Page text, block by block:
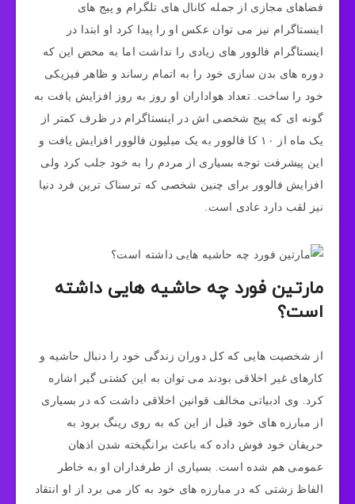
فضاهای مجازی از جمله کانال های تلگرام و پیج های
اینستاگرام نیز می توان عکس او را پیدا کرد او ابتدا در
اینستاگرام فالوور های زیادی را نداشت اما به محض این که
دوره های بدن سازی خود را به اتمام رساند و ظاهر فیزیکی
خود را ساخت. تعداد هواداران او روز به روز افزایش یافت به
گونه‌ ای که پیج شخصی اش در اینستاگرام در ظرف کمتر از
یک ماه از ۱۰ کا فالوور به یک میلیون فالوور افزایش یافت و
این پیشرفت توجه بسیاری از مردم را به خود جلب کرد ولی
افزایش فالوور برای چنین شخصی که ترسناک ترین فرد دنیا
نیز لقب دارد عادی است.
مارتین فورد چه حاشیه هایی داشته
است؟
از شخصیت‌ هایی که کل دوران زندگی خود را دنبال حاشیه و
کارهای غیر اخلاقی بودند می توان به این کشتی گیر اشاره
کرد. وی ادبیاتی مخالف قوانین اخلاقی داشت که در بسیاری
از مبارزه های خود قبل از این که به روی رینگ برود به
حریفان خود فوش داده که باعث برانگیخته شدن اذهان
عمومی هم شده است. بسیاری از طرفداران او به خاطر
الفاظ زشتی که در مبارزه های خود به کار می برد از او انتقاد